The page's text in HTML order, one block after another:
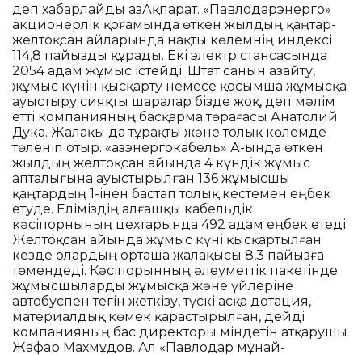
деп хабарлайды ҚазАқпарат. «Павлодарэнерго»
акционерлік қоғамында өткен жылдың қаңтар-
желтоқсан айларында нақты көлемнің индексі
114,8 пайызды құрады. Екі электр стансасында
2054 адам жұмыс істейді. Штат санын азайту,
жұмыс күнін қысқарту немесе қосымша жұмысқа
ауыстыру сияқты шаралар бізде жоқ, деп мәлім
етті компанияның басқарма төрағасы Анатолий
Дука. Жалақы да тұрақты және толық көлемде
төленіп отыр. «Қазэнергокабель» АҚ-ында өткен
жылдың желтоқсан айында 4 күндік жұмыс
апталығына ауыстырылған 136 жұмысшы
қаңтардың 1-інен бастап толық кестемен еңбек
етуде. Еліміздің алғашқы кабельдік
кәсіпорнының цехтарында 492 адам еңбек етеді.
Желтоқсан айында жұмыс күні қысқартылған
кезде олардың орташа жалақысы 8,3 пайызға
төмендеді. Кәсіпорынның әлеуметтік пакетінде
жұмысшыларды жұмысқа және үйлеріне
автобуспен тегін жеткізу, түскі асқа дотация,
материалдық көмек қарастырылған, дейді
компанияның бас директоры міндетін атқарушы
Жафар Махмұдов. Ал «Павлодар мұнай-